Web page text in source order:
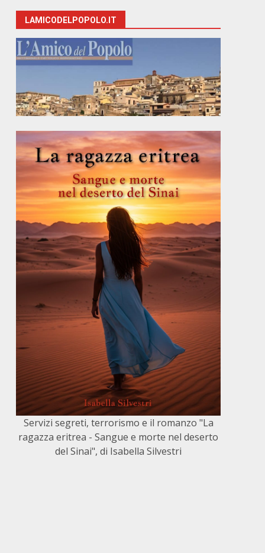
LAMICODELPOPOLO.IT
Servizi segreti, terrorismo e il romanzo "La
ragazza eritrea - Sangue e morte nel deserto
del Sinai", di Isabella Silvestri